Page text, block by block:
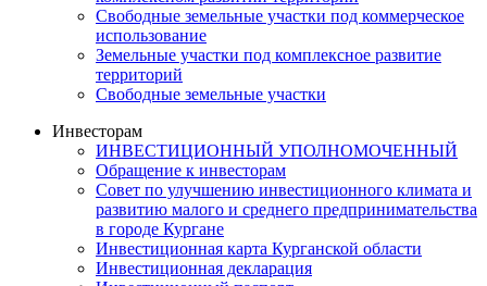
Свободные земельные участки под коммерческое
использование
Земельные участки под комплексное развитие
территорий
Свободные земельные участки
Инвесторам
ИНВЕСТИЦИОННЫЙ УПОЛНОМОЧЕННЫЙ
Обращение к инвесторам
Совет по улучшению инвестиционного климата и
развитию малого и среднего предпринимательства
в городе Кургане
Инвестиционная карта Курганской области
Инвестиционная декларация